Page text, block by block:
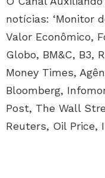
notícias: ‘Monitor
Valor Econômico,
Globo, BM&C, B3,
Money Times,
Bloomberg,
Post, The Wall
Reuters, Oil Price,